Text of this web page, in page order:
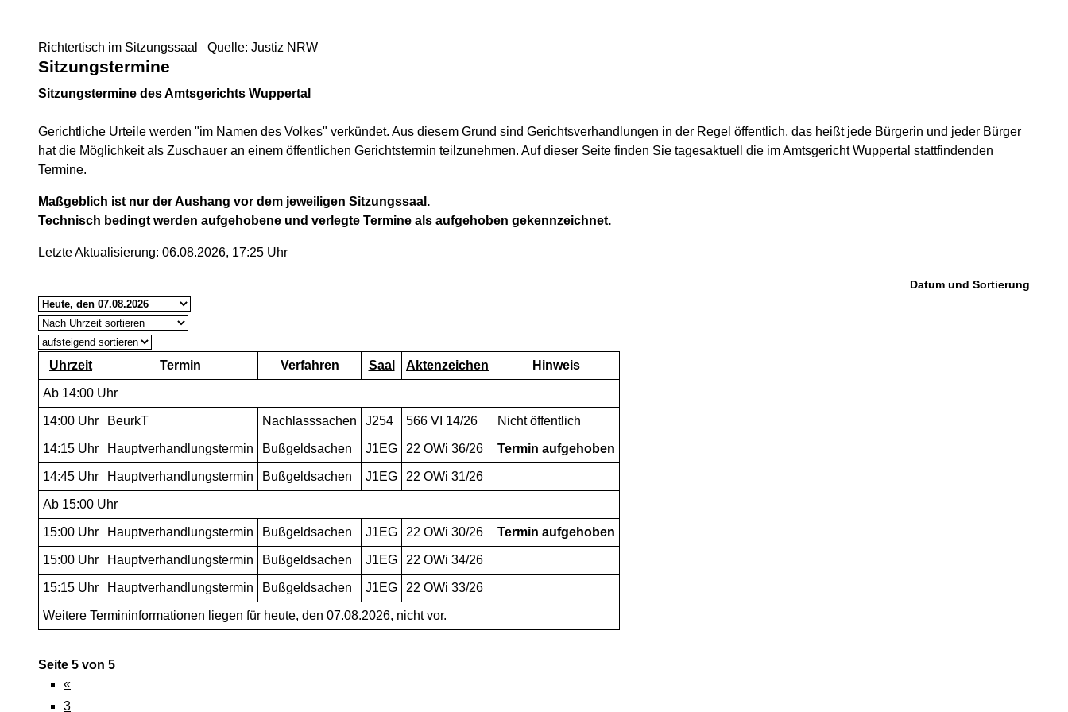
Richtertisch im Sitzungssaal Quelle: Justiz NRW
Sitzungstermine
Sitzungstermine des Amtsgerichts Wuppertal
Gerichtliche Urteile werden "im Namen des Volkes" verkündet. Aus diesem Grund sind Gerichtsverhandlungen in der Regel öffentlich, das heißt jede Bürgerin und jeder Bürger
hat die Möglichkeit als Zuschauer an einem öffentlichen Gerichtstermin teilzunehmen. Auf dieser Seite finden Sie tagesaktuell die im Amtsgericht Wuppertal stattfindenden
Termine.
Maßgeblich ist nur der Aushang vor dem jeweiligen Sitzungssaal.
Technisch bedingt werden aufgehobene und verlegte Termine als aufgehoben gekennzeichnet.
Letzte Aktualisierung: 06.08.2026, 17:25 Uhr
Datum und Sortierung
Uhrzeit Termin Verfahren Saal Aktenzeichen Hinweis
Ab 14:00 Uhr
14:00 Uhr BeurkT Nachlasssachen J254 566 VI 14/26 Nicht öffentlich
14:15 Uhr Hauptverhandlungstermin Bußgeldsachen J1EG 22 OWi 36/26 Termin aufgehoben
14:45 Uhr Hauptverhandlungstermin Bußgeldsachen J1EG 22 OWi 31/26
Ab 15:00 Uhr
15:00 Uhr Hauptverhandlungstermin Bußgeldsachen J1EG 22 OWi 30/26 Termin aufgehoben
15:00 Uhr Hauptverhandlungstermin Bußgeldsachen J1EG 22 OWi 34/26
15:15 Uhr Hauptverhandlungstermin Bußgeldsachen J1EG 22 OWi 33/26
Weitere Termininformationen liegen für heute, den 07.08.2026, nicht vor.
Seite 5 von 5
«
3